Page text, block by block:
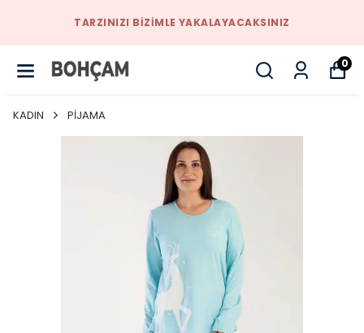
TARZINIZI BIZIMLE YAKALAYACAKSINIZ
0
KADIN PİJAMA